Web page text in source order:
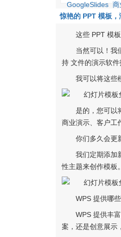
GoogleSlides 商
惊艳的 PPT 模板
这些 PPT 模
当然可以！我
持 文件的演示软件
我可以将这些
是的，您可以
商业演示、客户工
你们多久会更
我们定期添加
性主题来创作模板
WPS 提供哪
WPS 提供丰
案，还是创意展示